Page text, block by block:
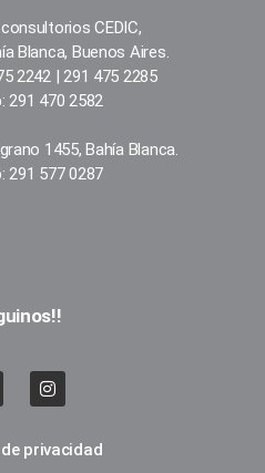
CEDIC,
Blanca, Buenos Aires.
2242 | 291 475 2285
291 470 2582
1455, Bahía Blanca.
291 577 0287
privacidad